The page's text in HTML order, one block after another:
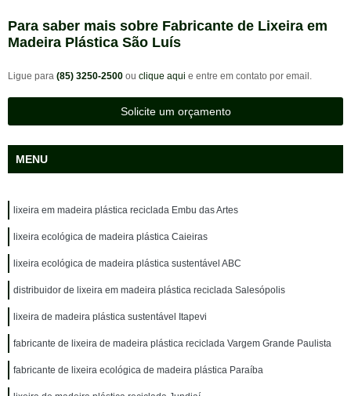
Para saber mais sobre Fabricante de Lixeira em
Madeira Plástica São Luís
Ligue para (85) 3250-2500 ou clique aqui e entre em contato por email.
Solicite um orçamento
MENU
lixeira em madeira plástica reciclada Embu das Artes
lixeira ecológica de madeira plástica Caieiras
lixeira ecológica de madeira plástica sustentável ABC
distribuidor de lixeira em madeira plástica reciclada Salesópolis
lixeira de madeira plástica sustentável Itapevi
fabricante de lixeira de madeira plástica reciclada Vargem Grande Paulista
fabricante de lixeira ecológica de madeira plástica Paraíba